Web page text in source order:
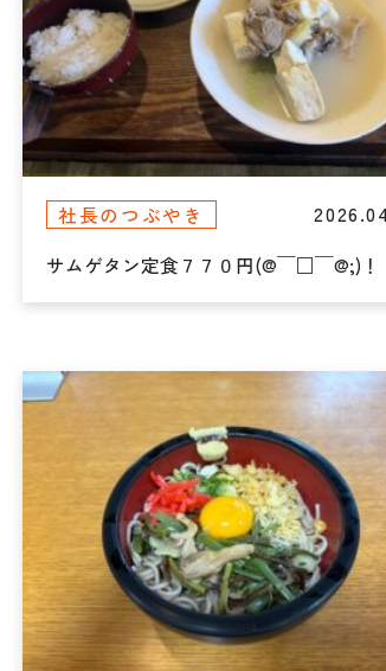
社長のつぶやき
サムゲタン定食７７０円(@￣□￣@;)！